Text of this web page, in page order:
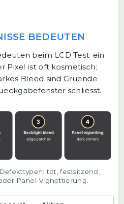
BEDEUTEN
beim LCD Test: ein
Pixel ist oft kosmetisch;
Bleed sind Gruende
schliesst.
tot, festsitzend,
Panel-Vignettierung.